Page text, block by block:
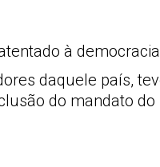
à
daquele país,
do mandato